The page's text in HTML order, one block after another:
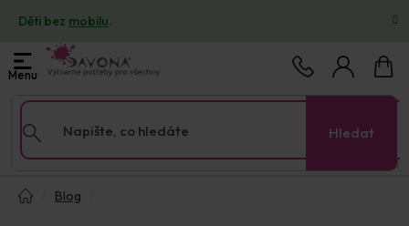
obsah
Děti bez mobilu.
Hledat
košík
Blog